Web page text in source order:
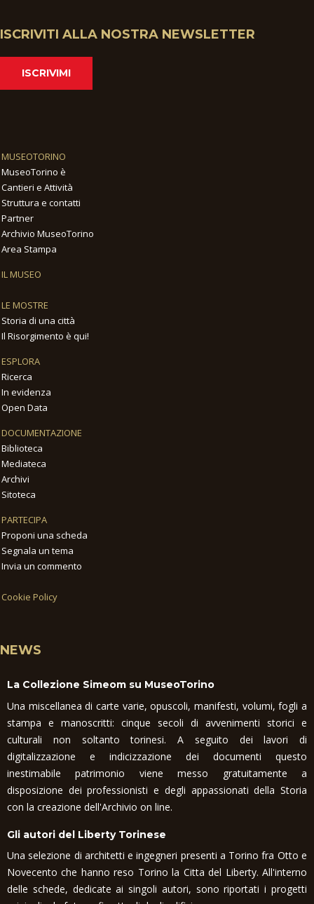
ISCRIVITI ALLA NOSTRA NEWSLETTER
ISCRIVIMI
MUSEOTORINO
MuseoTorino è
Cantieri e Attività
Struttura e contatti
Partner
Archivio MuseoTorino
Area Stampa
IL MUSEO
LE MOSTRE
Storia di una città
Il Risorgimento è qui!
ESPLORA
Ricerca
In evidenza
Open Data
DOCUMENTAZIONE
Biblioteca
Mediateca
Archivi
Sitoteca
PARTECIPA
Proponi una scheda
Segnala un tema
Invia un commento
Cookie Policy
NEWS
La Collezione Simeom su MuseoTorino
Una miscellanea di carte varie, opuscoli, manifesti, volumi, fogli a
stampa e manoscritti: cinque secoli di avvenimenti storici e
culturali non soltanto torinesi. A seguito dei lavori di
digitalizzazione e indicizzazione dei documenti questo
inestimabile patrimonio viene messo gratuitamente a
disposizione dei professionisti e degli appassionati della Storia
con la creazione dell'Archivio on line.
Gli autori del Liberty Torinese
Una selezione di architetti e ingegneri presenti a Torino fra Otto e
Novecento che hanno reso Torino la Citta del Liberty. All'interno
delle schede, dedicate ai singoli autori, sono riportati i progetti